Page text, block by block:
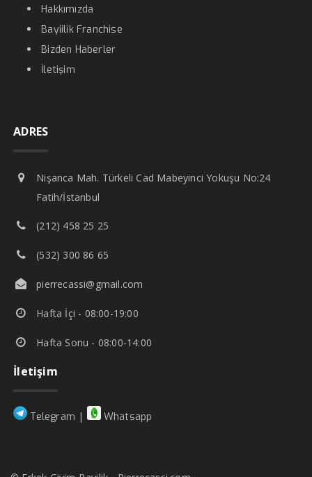
Hakkımızda
Bayiilik Franchise
Bizden Haberler
İletişim
ADRES
Nişanca Mah. Türkeli Cad Mabeyinci Yokuşu No:24
Fatih/İstanbul
(212) 458 25 25
(532) 300 86 65
pierrecassi@gmail.com
Hafta İçi - 08:00-19:00
Hafta Sonu - 08:00-14:00
İletişim
Telegram | Whatsapp